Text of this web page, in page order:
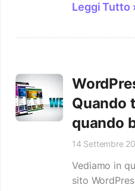
Leggi Tutto
Quando
quando
14 Settembre
Vediamo in
sito